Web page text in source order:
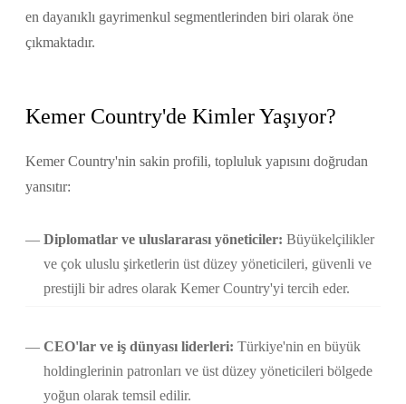
en dayanıklı gayrimenkul segmentlerinden biri olarak öne
çıkmaktadır.
Kemer Country'de Kimler Yaşıyor?
Kemer Country'nin sakin profili, topluluk yapısını doğrudan
yansıtır:
Diplomatlar ve uluslararası yöneticiler: Büyükelçilikler
ve çok uluslu şirketlerin üst düzey yöneticileri, güvenli ve
prestijli bir adres olarak Kemer Country'yi tercih eder.
CEO'lar ve iş dünyası liderleri: Türkiye'nin en büyük
holdinglerinin patronları ve üst düzey yöneticileri bölgede
yoğun olarak temsil edilir.